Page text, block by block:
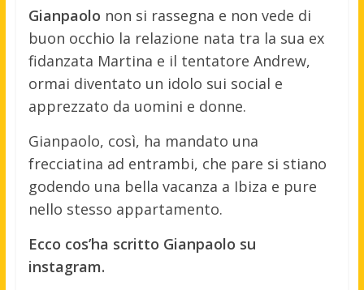
Gianpaolo non si rassegna e non vede di
buon occhio la relazione nata tra la sua ex
fidanzata Martina e il tentatore Andrew,
ormai diventato un idolo sui social e
apprezzato da uomini e donne.
Gianpaolo, così, ha mandato una
frecciatina ad entrambi, che pare si stiano
godendo una bella vacanza a Ibiza e pure
nello stesso appartamento.
Ecco cos’ha scritto Gianpaolo su
instagram.